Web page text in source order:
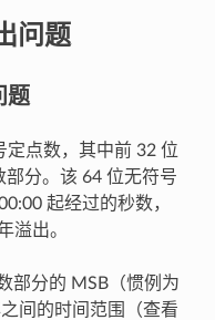
问题
题
定点数，其中前 32 位
分。该 64 位无符号
起经过的秒数，
溢出。
部分的 MSB（惯例为
间的时间范围（查看